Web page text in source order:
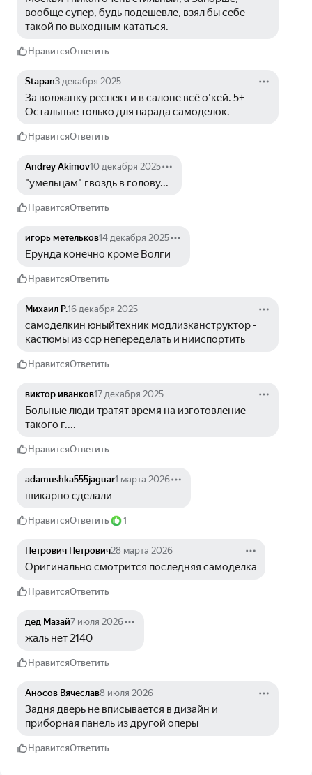
вообще супер, будь подешевле, взял бы себе
такой по выходным кататься.
НравитсяОтветить
Stapan3 декабря 2025
За волжанку респект и в салоне всё о'кей. 5+
Остальные только для парада самоделок.
НравитсяОтветить
Andrey Akimov10 декабря 2025
"умельцам" гвоздь в голову...
НравитсяОтветить
игорь метельков14 декабря 2025
Ерунда конечно кроме Волги
НравитсяОтветить
Михаил P.16 декабря 2025
самоделкин юныйтехник модлизканструктор -
кастюмы из сср непеределать и нииспортить
НравитсяОтветить
виктор иванков17 декабря 2025
Больные люди тратят время на изготовление
такого г....
НравитсяОтветить
adamushka555jaguar1 марта 2026
шикарно сделали
НравитсяОтветить 1
Петрович Петрович28 марта 2026
Оригинально смотрится последняя самоделка
НравитсяОтветить
дед Мазай7 июля 2026
жаль нет 2140
НравитсяОтветить
Аносов Вячеслав8 июля 2026
Задня дверь не вписывается в дизайн и
приборная панель из другой оперы
НравитсяОтветить